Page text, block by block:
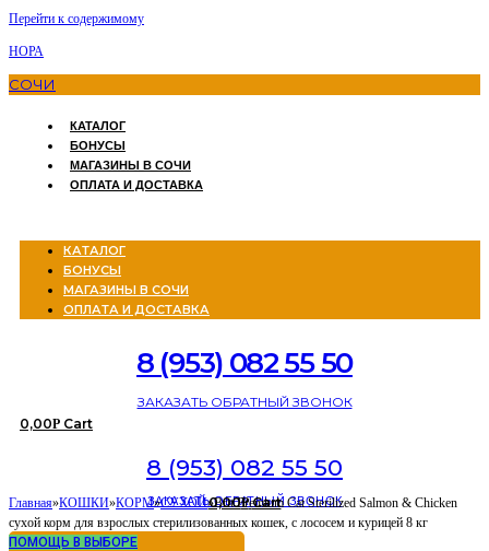
Перейти к содержимому
НОРА
СОЧИ
КАТАЛОГ
БОНУСЫ
МАГАЗИНЫ В СОЧИ
ОПЛАТА И ДОСТАВКА
КАТАЛОГ
БОНУСЫ
МАГАЗИНЫ В СОЧИ
ОПЛАТА И ДОСТАВКА
8 (953) 082 55 50
ЗАКАЗАТЬ ОБРАТНЫЙ ЗВОНОК
0,00Р Cart
8 (953) 082 55 50
ЗАКАЗАТЬ ОБРАТНЫЙ ЗВОНОК
0,00Р Cart
Главная»КОШКИ»КОРМ»СУХОЙ»Brit Premium Cat Sterilized Salmon & Chicken
сухой корм для взрослых стерилизованных кошек, с лососем и курицей 8 кг
ПОМОЩЬ В ВЫБОРЕ